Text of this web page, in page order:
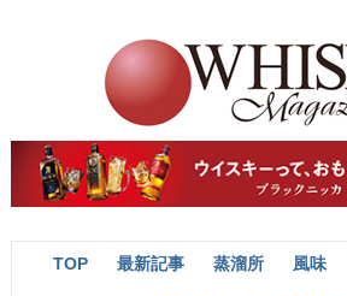
TOP 最新記事 蒸溜所 風味